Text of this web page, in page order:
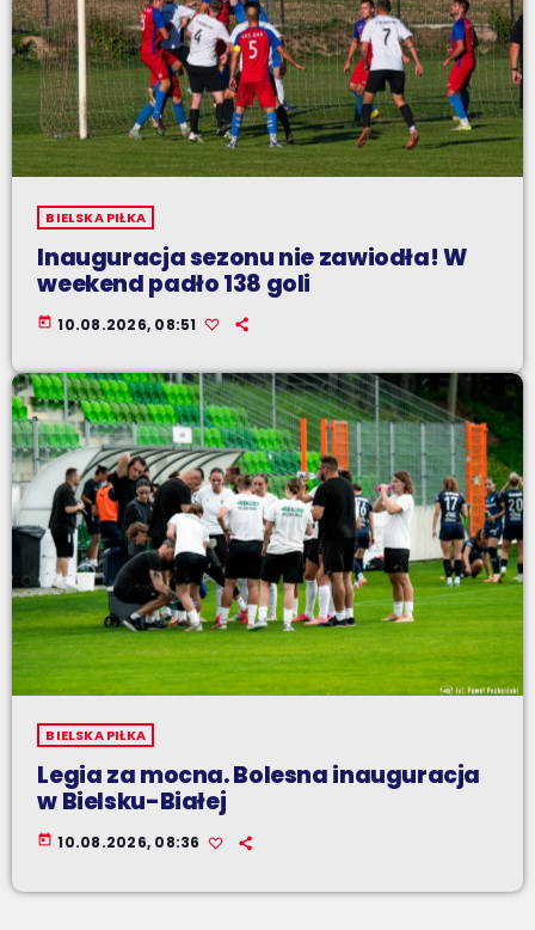
BIELSKA PIŁKA
Inauguracja sezonu nie zawiodła! W
weekend padło 138 goli
today 10.08.2026, 08:51
BIELSKA PIŁKA
Legia za mocna. Bolesna inauguracja
w Bielsku-Białej
today 10.08.2026, 08:36